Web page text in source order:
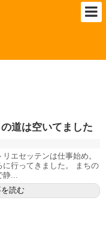
道は空いてました
エセッテンは仕事始め。
行ってきました。 まちの
...
読む